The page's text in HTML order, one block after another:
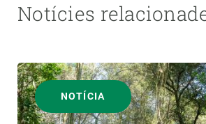
Notícies
NOTÍCIA